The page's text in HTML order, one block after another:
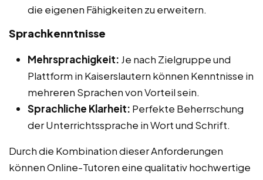
die eigenen Fähigkeiten zu erweitern.
Sprachkenntnisse
Mehrsprachigkeit: Je nach Zielgruppe und
Plattform in Kaiserslautern können Kenntnisse in
mehreren Sprachen von Vorteil sein.
Sprachliche Klarheit: Perfekte Beherrschung
der Unterrichtssprache in Wort und Schrift.
Durch die Kombination dieser Anforderungen
können Online-Tutoren eine qualitativ hochwertige